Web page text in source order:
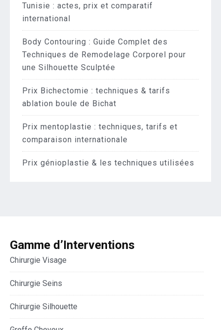
Tunisie : actes, prix et comparatif
international
Body Contouring : Guide Complet des
Techniques de Remodelage Corporel pour
une Silhouette Sculptée
Prix Bichectomie : techniques & tarifs
ablation boule de Bichat
Prix mentoplastie : techniques, tarifs et
comparaison internationale
Prix génioplastie & les techniques utilisées
Gamme d’Interventions
Chirurgie Visage
Chirurgie Seins
Chirurgie Silhouette